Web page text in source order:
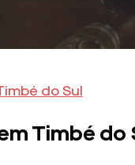
do Sul
Timbé do